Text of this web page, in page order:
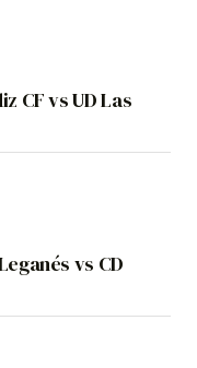
CF vs UD Las
vs CD